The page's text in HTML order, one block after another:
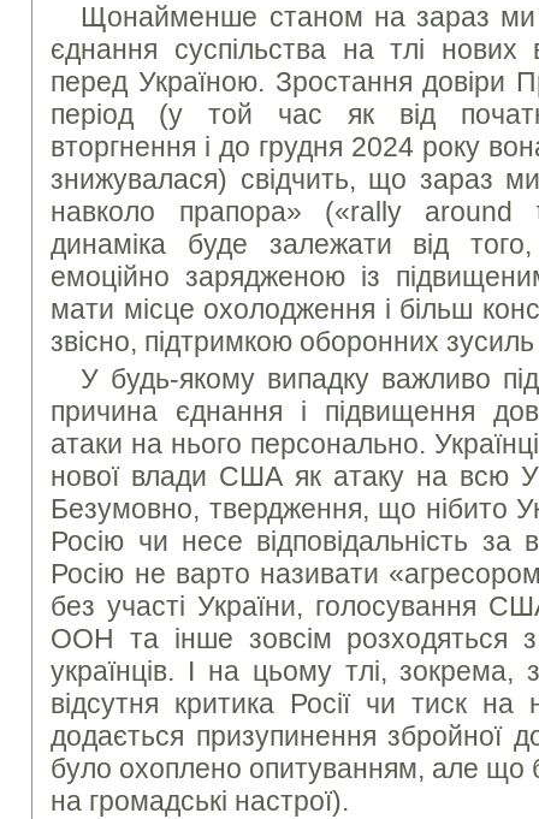
Щонайменше станом на зараз ми
єднання суспільства на тлі нових
перед Україною. Зростання довіри
період (у той час як від
вторгнення і до грудня 2024 року
знижувалася) свідчить, що зараз
навколо прапора» («rally
динаміка буде залежати від
емоційно зарядженою із
мати місце охолодження і більш
звісно, підтримкою оборонних зусиль
У будь-якому випадку важливо
причина єднання і підвищення
атаки на нього персонально.
нової влади США як атаку на всю
Безумовно, твердження, що нібито
Росію чи несе відповідальність за
Росію не варто називати
без участі України, голосування
ООН та інше зовсім розходяться
українців. І на цьому тлі,
відсутня критика Росії чи тиск
додається призупинення збройної
було охоплено опитуванням, але що
на громадські настрої).